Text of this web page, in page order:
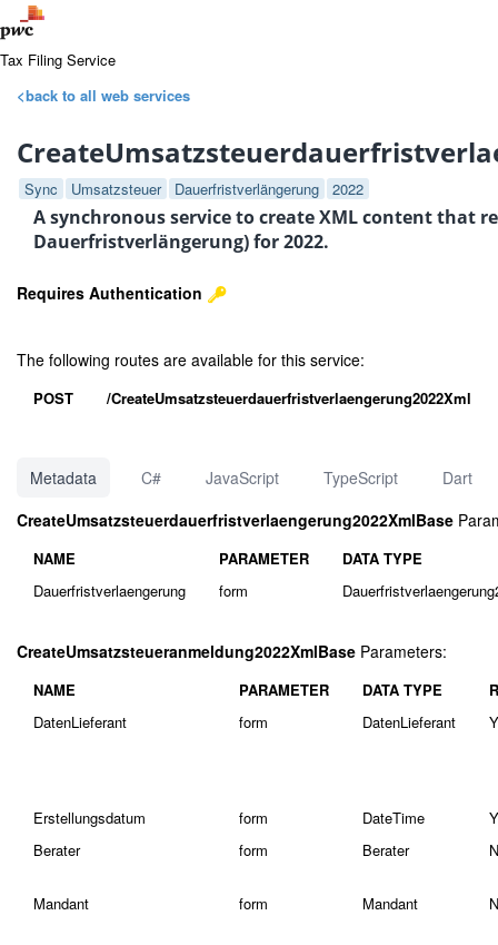
Tax Filing Service
<back to all web services
Sync Umsatzsteuer Dauerfristverlängerung 2022
A synchronous service to create XML content that
Dauerfristverlängerung) for 2022.
Requires Authentication
The following routes are available for this service:
POST /CreateUmsatzsteuerdauerfristverlaengerung2022Xml
Metadata C# JavaScript TypeScript
Dart
CreateUmsatzsteuerdauerfristverlaengerung2022XmlBase
NAME PARAMETER
DATA TYPE
Dauerfristverlaengerung
form
CreateUmsatzsteueranmeldung2022XmlBase Parameters:
NAME PARAMETER DATA TYPE
DatenLieferant
form DatenLieferant
Erstellungsdatum form DateTime
Berater
form Berater
Mandant form Mandant